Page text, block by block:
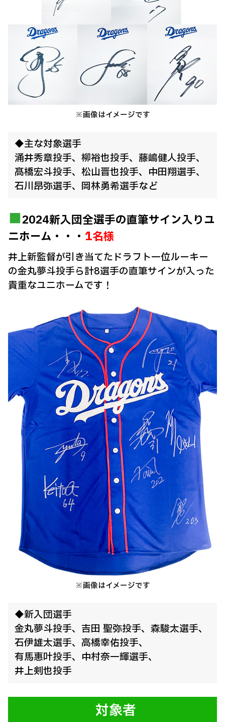
※画像はイメージです
◆主な対象選手
涌井秀章投手、 柳裕也投手、 藤嶋健人投手、
髙橋宏斗投手、 松山晋也投手、 中田翔選手、
石川昂弥選手、 岡林勇希選手など
2024新入団全選手の直筆サイン入りユ
ニホーム・・・ 1名様
井上新監督が引き当てたドラフト一位ルーキー
の金丸夢斗投手ら計8選手の直筆サインが入った
貴重なユニホームです！
※画像はイメージです
◆新入団選手
金丸夢斗投手、 吉田 聖弥投手、 森駿太選手、
石伊雄太選手、 高橋幸佑投手、
有馬惠叶投手、 中村奈一輝選手、
井上剣也投手
対象者